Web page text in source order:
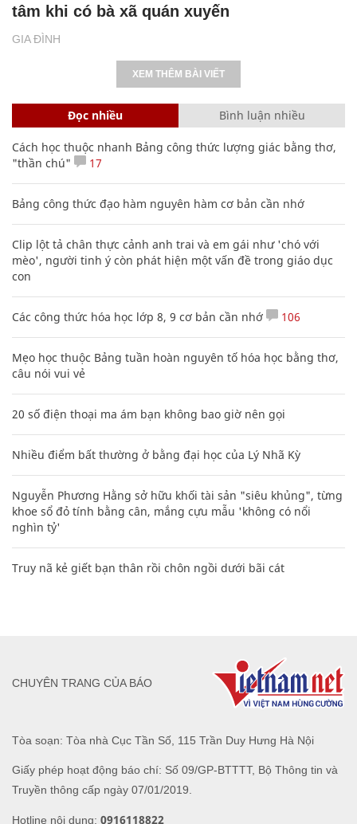
GIA ĐÌNH
tâm khi có bà xã quán xuyến
XEM THÊM BÀI VIẾT
Đọc nhiều Bình luận nhiều
Cách học thuộc nhanh Bảng công thức lượng giác bằng thơ,
"thần chú"
17
Bảng công thức đạo hàm nguyên hàm cơ bản cần nhớ
Clip lột tả chân thực cảnh anh trai và em gái như 'chó với
mèo', người tinh ý còn phát hiện một vấn đề trong giáo dục
con
Các công thức hóa học lớp 8, 9 cơ bản cần nhớ 106
Mẹo học thuộc Bảng tuần hoàn nguyên tố hóa học bằng thơ,
câu nói vui vẻ
20 số điện thoại ma ám bạn không bao giờ nên gọi
Nhiều điểm bất thường ở bằng đại học của Lý Nhã Kỳ
Nguyễn Phương Hằng sở hữu khối tài sản "siêu khủng", từng
khoe sổ đỏ tính bằng cân, mắng cựu mẫu 'không có nổi
nghìn tỷ'
Truy nã kẻ giết bạn thân rồi chôn ngồi dưới bãi cát
Tòa soạn: Tòa nhà Cục Tần Số, 115 Trần Duy Hưng Hà Nội
Giấy phép hoạt động báo chí: Số 09/GP-BTTTT, Bộ Thông tin và
Truyền thông cấp ngày 07/01/2019.
Hotline nội dung: 0916118822
CHUYÊN TRANG CỦA BÁO